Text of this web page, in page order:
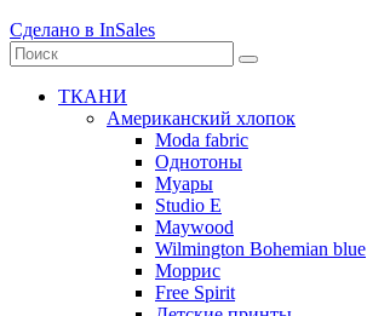
Сделано в InSales
ТКАНИ
Американский хлопок
Moda fabric
Однотоны
Муары
Studio E
Maywood
Wilmington Bohemian blue
Моррис
Free Spirit